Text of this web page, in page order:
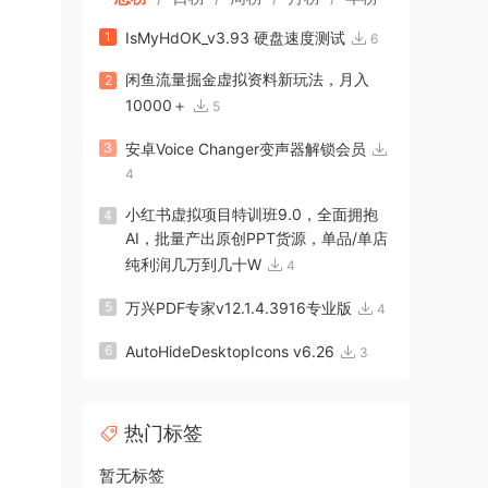
1 IsMyHdOK_v3.93 硬盘速度测试 6
2
闲鱼流量掘金虚拟资料新玩法，月入
10000＋
5
3 安卓Voice Changer变声器解锁会员
4
4
小红书虚拟项目特训班9.0，全面拥抱
AI，批量产出原创PPT货源，单品/单店
纯利润几万到几十W
4
5 万兴PDF专家v12.1.4.3916专业版 4
6 AutoHideDesktopIcons v6.26 3
热门标签
暂无标签